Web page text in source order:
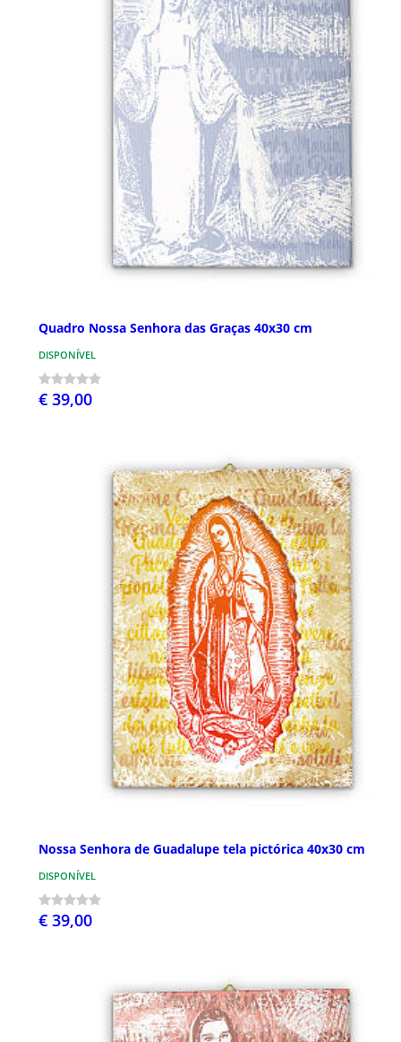
Quadro Nossa Senhora das Graças 40x30 cm
DISPONÍVEL
€ 39,00
Nossa Senhora de Guadalupe tela pictórica 40x30 cm
DISPONÍVEL
€ 39,00